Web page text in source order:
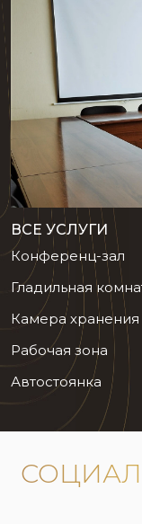
ВСЕ УСЛУГИ
Конференц-зал
Гладильная
Камера хранения
Рабочая зона
Автостоянка